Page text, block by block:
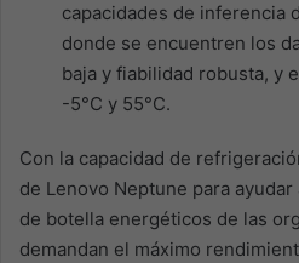
capacidades de inferencia
donde se encuentren los
baja y fiabilidad robusta, y
-5°C y 55°C.
Con la capacidad de
de Lenovo Neptune para
de botella energéticos de las
demandan el máximo